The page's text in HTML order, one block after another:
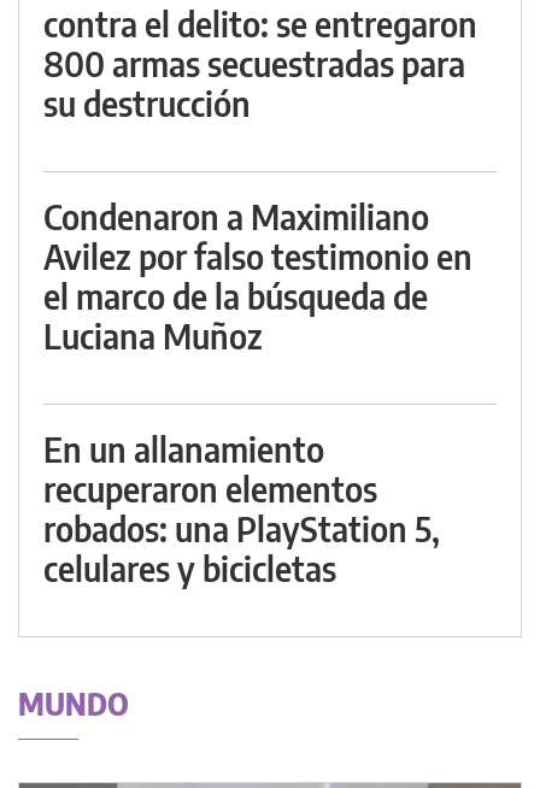
contra el delito: se entregaron
800 armas secuestradas para
su destrucción
Condenaron a Maximiliano
Avilez por falso testimonio en
el marco de la búsqueda de
Luciana Muñoz
En un allanamiento
recuperaron elementos
robados: una PlayStation 5,
celulares y bicicletas
MUNDO